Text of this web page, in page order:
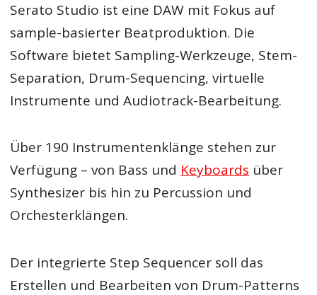
Serato Studio ist eine DAW mit Fokus auf
sample-basierter Beatproduktion. Die
Software bietet Sampling-Werkzeuge, Stem-
Separation, Drum-Sequencing, virtuelle
Instrumente und Audiotrack-Bearbeitung.
Über 190 Instrumentenklänge stehen zur
Verfügung – von Bass und Keyboards über
Synthesizer bis hin zu Percussion und
Orchesterklängen.
Der integrierte Step Sequencer soll das
Erstellen und Bearbeiten von Drum-Patterns